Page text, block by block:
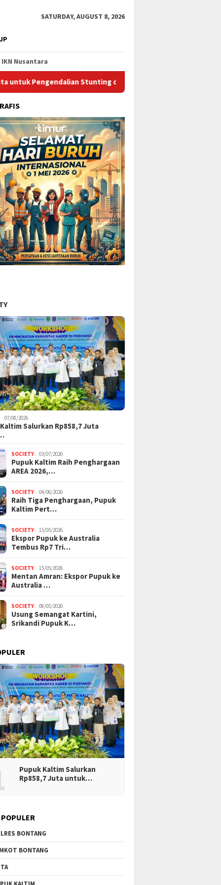
SATURDAY, AUGUST 8, 2026
IKN Nusantara
Stunting di Kota Bontang
07/08/2026
Salurkan Rp858,7 Juta
SOCIETY 03/07/2026
Pupuk Kaltim Raih Penghargaan
AREA 2026,…
SOCIETY 04/06/2026
Raih Tiga Penghargaan, Pupuk
Kaltim Pert…
SOCIETY 15/05/2026
Ekspor Pupuk ke Australia
Tembus Rp7 Tri…
SOCIETY 15/05/2026
Mentan Amran: Ekspor Pupuk ke
Australia …
SOCIETY 08/05/2026
Usung Semangat Kartini,
Srikandi Pupuk K…
Pupuk Kaltim Salurkan
Rp858,7 Juta untuk…
BONTANG
BONTANG